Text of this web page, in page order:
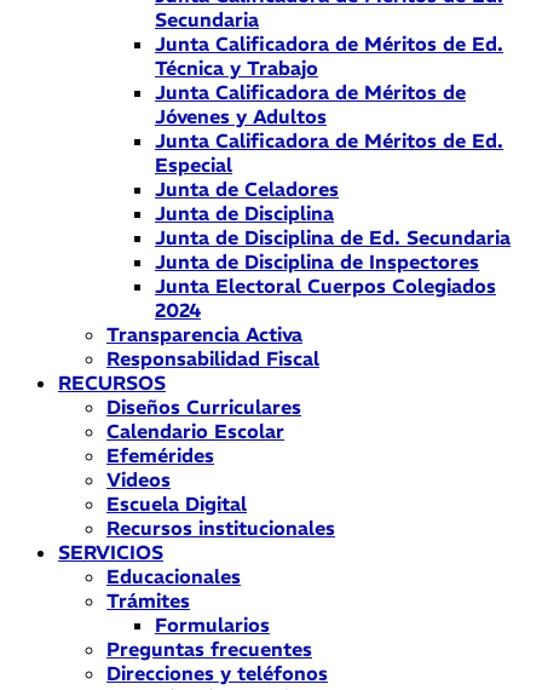
Secundaria
Junta Calificadora de Méritos de Ed.
Técnica y Trabajo
Junta Calificadora de Méritos de
Jóvenes y Adultos
Junta Calificadora de Méritos de Ed.
Especial
Junta de Celadores
Junta de Disciplina
Junta de Disciplina de Ed. Secundaria
Junta de Disciplina de Inspectores
Junta Electoral Cuerpos Colegiados
2024
Transparencia Activa
Responsabilidad Fiscal
RECURSOS
Diseños Curriculares
Calendario Escolar
Efemérides
Videos
Escuela Digital
Recursos institucionales
SERVICIOS
Educacionales
Trámites
Formularios
Preguntas frecuentes
Direcciones y teléfonos